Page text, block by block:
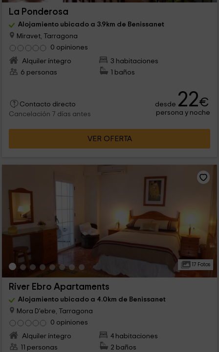
La Ponderosa
Alojamiento ubicado a 3.9km de Benissanet
Miravet, Tarragona
0 opiniones
Alquiler íntegro
3 habitaciones
6 personas
1 baños
Contacto directo
Cancelación 7 días antes
desde 22€
persona y noche
VER OFERTA
17 Fotos
River Ebro Apartaments
Alojamiento ubicado a 4.0km de Benissanet
Mora D'ebre, Tarragona
0 opiniones
Alquiler íntegro
4 habitaciones
11 personas
2 baños